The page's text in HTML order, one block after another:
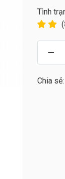
Tình
(
Chia sẻ: